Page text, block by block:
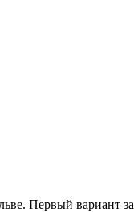
Первый вариант